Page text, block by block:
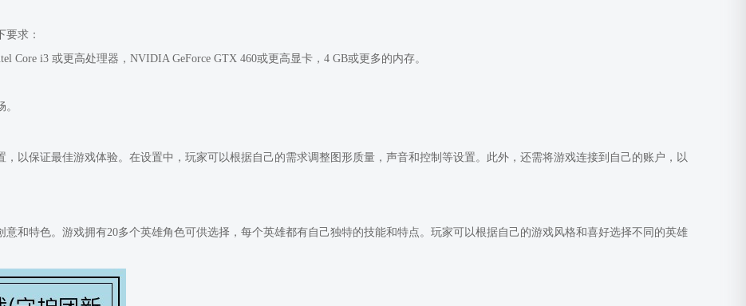
求：
Core i3 或更高处理器，NVIDIA GeForce GTX 460或更高显卡，4 GB或更多的内存。
以保证最佳游戏体验。在设置中，玩家可以根据自己的需求调整图形质量，声音和控制等设置。此外，还需将游戏连接到自己的账户，以
意和特色。游戏拥有20多个英雄角色可供选择，每个英雄都有自己独特的技能和特点。玩家可以根据自己的游戏风格和喜好选择不同的英雄